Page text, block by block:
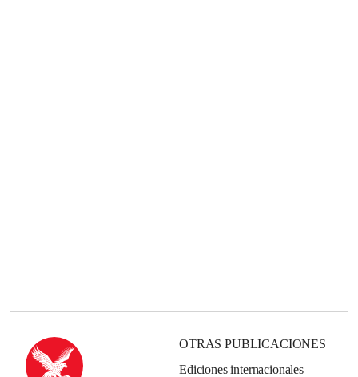
OTRAS PUBLICACIONES
Ediciones internacionales